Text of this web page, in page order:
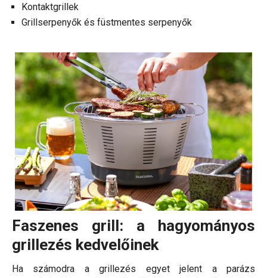
Kontaktgrillek
Grillserpenyők és füstmentes serpenyők
Faszenes grill: a hagyományos
grillezés kedvelőinek
Ha számodra a grillezés egyet jelent a parázs